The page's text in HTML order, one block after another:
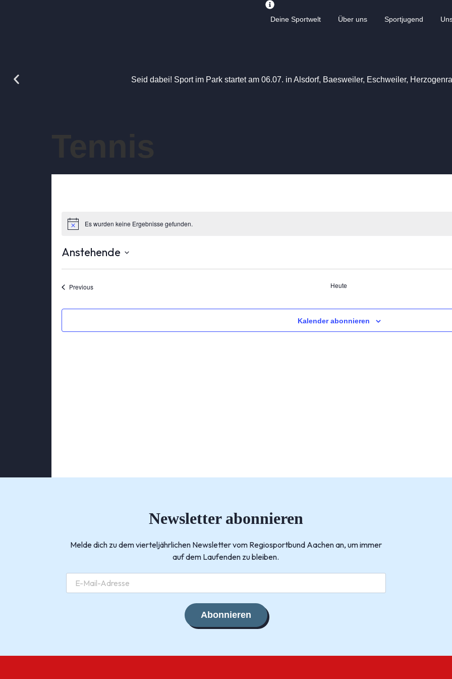
Deine Sportwelt Über uns Sportjugend
Seid dabei! Sport im Park startet am 06.07. in Alsdorf, Baesweiler, Eschweiler,
Es wurden keine Ergebnisse gefunden.
Anstehende
PreviousVeranstaltungen Heute
Kalender abonnieren
Newsletter abonnieren
Melde dich zu dem vierteljährlichen Newsletter vom Regiosportbund Aachen an, um immer
auf dem Laufenden zu bleiben.
Abonnieren